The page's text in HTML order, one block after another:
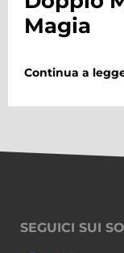
a leggere
SEGUICI SUI